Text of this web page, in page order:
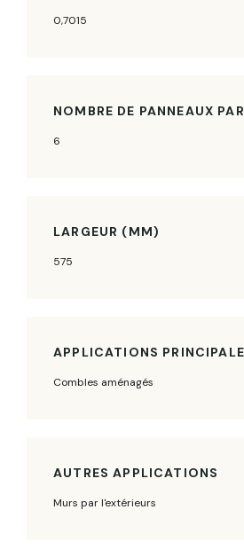
0,7015
NOMBRE DE PANNEAUX
6
LARGEUR (MM)
575
APPLICATIONS
Combles aménagés
AUTRES APPLICATIONS
Murs par l'extérieurs